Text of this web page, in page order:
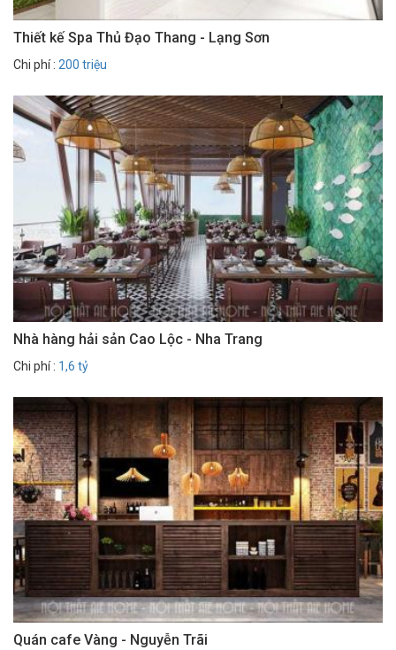
Thiết kế Spa Thủ Đạo Thang - Lạng Sơn
Chi phí : 200 triệu
Nhà hàng hải sản Cao Lộc - Nha Trang
Chi phí : 1,6 tỷ
Quán cafe Vàng - Nguyễn Trãi